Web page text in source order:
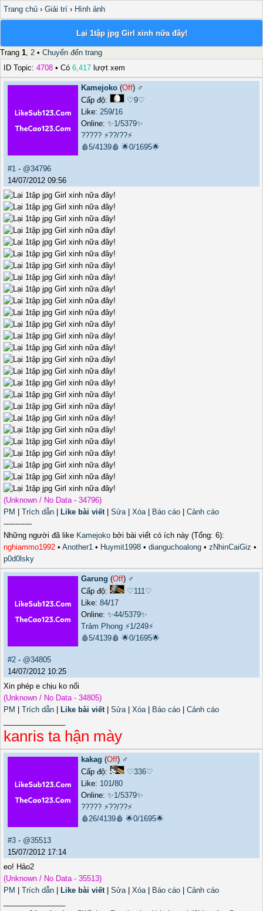
Trang chủ › Giải trí › Hình ảnh
Lại 1tập jpg Girl xinh nữa đây!
Trang 1, 2 • Chuyển đến trang
ID Topic: 4708 • Có 6,417 lượt xem
Kamejoko (Off) ♂️
Cấp độ:
♡9♡
Like: 259/16
Online: ✨1/5379✨
????? ⚡??/??⚡
🩸5/4139🩸 🌟0/1695🌟
#1 - @34796
14/07/2012 09:56
(Unknown / No Data - 34796)
PM
Trích dẫn Like bài viết| Sửa| Xóa| Báo cáo
Cảnh cáo
------------
Những người đã like Kamejoko bởi bài viết có ích này (Tổng: 6):
nghiammo1992 • Another1 • Huymit1998 • dianguchoalong • zNhinCaiGiz •
p0d0lsky
Garung (Off) ♂️
Cấp độ:
♡111♡
Like: 84/17
Online: ✨44/5379✨
Trảm Phong ⚡1/249⚡
🩸5/4139🩸 🌟0/1695🌟
#2 - @34805
14/07/2012 10:25
Xin phép e chịu ko nổi
(Unknown / No Data - 34805)
PM
Trích dẫn Like bài viết| Sửa| Xóa| Báo cáo
Cảnh cáo
kanris ta hận mày
kakag (Off) ♂️
Cấp độ:
♡336♡
Like: 101/80
Online: ✨1/5379✨
????? ⚡??/??⚡
🩸26/4139🩸 🌟0/1695🌟
#3 - @35513
15/07/2012 17:14
eo! Hảo2
(Unknown / No Data - 35513)
PM
Trích dẫn Like bài viết| Sửa| Xóa| Báo cáo
Cảnh cáo